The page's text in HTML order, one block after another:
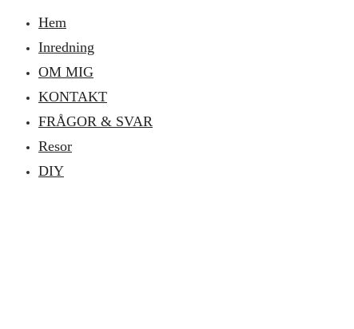
Hem
Inredning
OM MIG
KONTAKT
FRÅGOR & SVAR
Resor
DIY